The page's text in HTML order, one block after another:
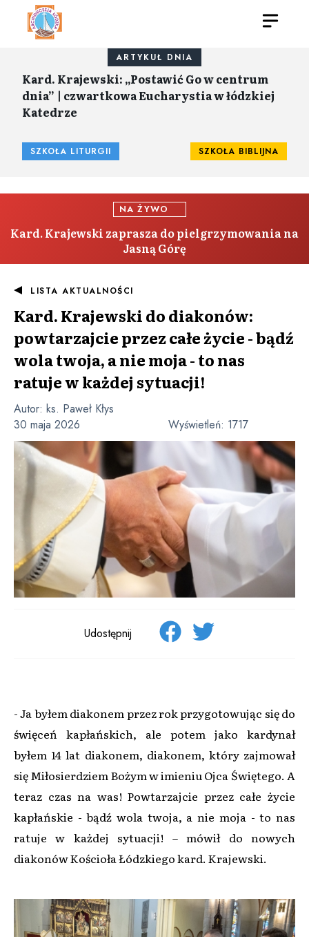
ARTYKUŁ DNIA
Kard. Krajewski: „Postawić Go w centrum
dnia” | czwartkowa Eucharystia w łódzkiej
Katedrze
SZKOŁA LITURGII SZKOŁA BIBLIJNA
NA ŻYWO
Kard. Krajewski zaprasza do pielgrzymowania na
Jasną Górę
LISTA AKTUALNOŚCI
Kard. Krajewski do diakonów:
powtarzajcie przez całe życie - bądź
wola twoja, a nie moja - to nas
ratuje w każdej sytuacji!
Autor: ks. Paweł Kłys
30 maja 2026
Wyświetleń: 1717
Udostępnij
- Ja byłem diakonem przez rok przygotowując się do
święceń kapłańskich, ale potem jako kardynał
byłem 14 lat diakonem, diakonem, który zajmował
się Miłosierdziem Bożym w imieniu Ojca Świętego. A
teraz czas na was! Powtarzajcie przez całe życie
kapłańskie - bądź wola twoja, a nie moja - to nas
ratuje w każdej sytuacji! – mówił do nowych
diakonów Kościoła Łódzkiego kard. Krajewski.